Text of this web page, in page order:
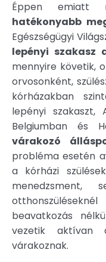
Éppen emiatt
hatékonyabb
Egészségügyi
lepényi szakasz
mennyire követik,
orvosonként,
kórházakban
lepényi szakaszt,
Belgiumban és
várakozó
probléma esetén
a kórházi
beavatkozás
vezetik aktívan
várakoznak.